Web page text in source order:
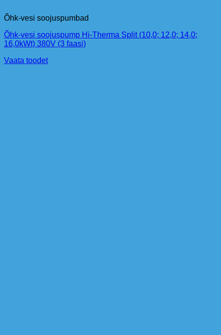
Õhk-vesi soojuspumbad
Õhk-vesi soojuspump Hi-Therma Split (10,0; 12,0; 14,0;
16,0kWt) 380V (3 faasi)
Vaata toodet